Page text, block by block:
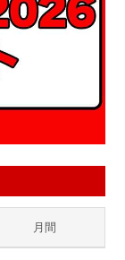
月間